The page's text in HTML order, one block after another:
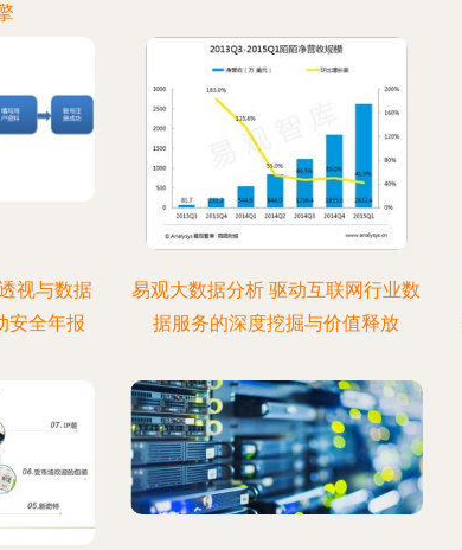
视与数据
安全年报
易观大数据分析 驱动互联网行业数
据服务的深度挖掘与价值释放